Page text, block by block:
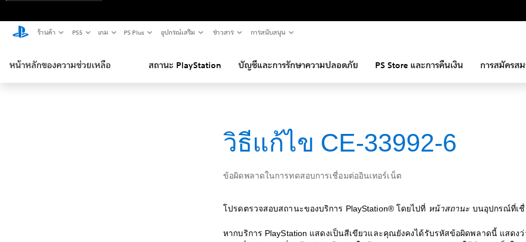
ร้านค้า PS5 เกม PS Plus อุปกรณ์เสริม ข่าวสาร การสนับสนุน
หน้าหลักของความช่วยเหลือ สถานะ PlayStation บัญชีและการรักษาความปลอดภัย PS Store และการคืนเงิน การสมัครส
วิธีแก้ไข CE-33992-6
ข้อผิดพลาดในการทดสอบการเชื่อมต่ออินเทอร์เน็ต
โปรดตรวจสอบสถานะของบริการ PlayStation® โดยไปที่ หน้าสถานะ บนอุปกรณ์ที่เ
หากบริการ PlayStation แสดงเป็นสีเขียวและคุณยังคงได้รับรหัสข้อผิดพลาดนี้ แสดง